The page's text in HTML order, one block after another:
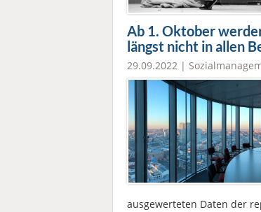
Ab 1. Oktober
längst nicht in allen
29.09.2022 |
ausgewerteten Daten der